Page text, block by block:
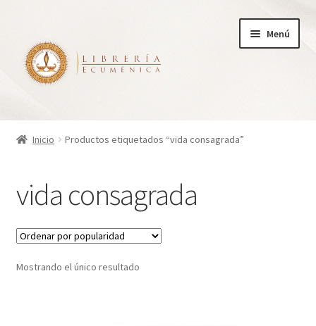
la
navegación
contenido
Menú
Inicio
Carrito
Finalizar compra
¿Quienes somos?
Inicio Productos etiquetados “vida consagrada”
vida consagrada
Mostrando el único resultado